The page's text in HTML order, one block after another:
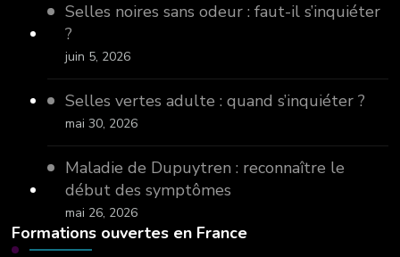
Selles noires sans odeur : faut-il s’inquiéter
?
juin 5, 2026
Selles vertes adulte : quand s’inquiéter ?
mai 30, 2026
Maladie de Dupuytren : reconnaître le
début des symptômes
mai 26, 2026
Formations ouvertes en France